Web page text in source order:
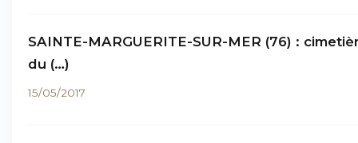
SAINTE-MARGUERITE-SUR-MER (76) :
du (…)
15/05/2017